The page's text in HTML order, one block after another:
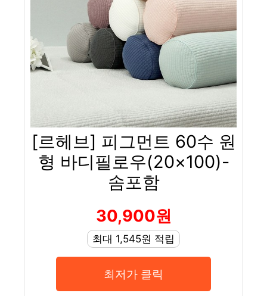
[르헤브] 피그먼트 60수 원
형 바디필로우(20×100)-
솜포함
30,900원
최대 1,545원 적립
최저가 클릭